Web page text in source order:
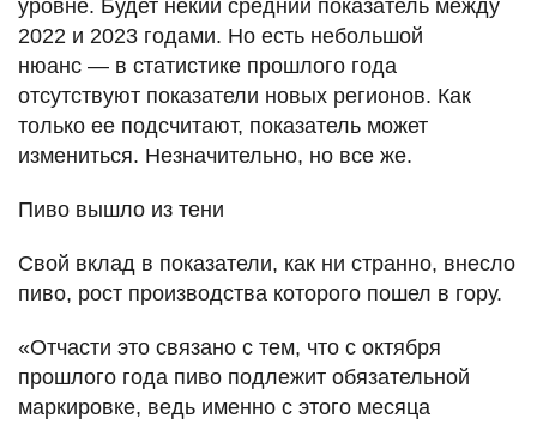
уровне. Будет некий средний показатель между
2022 и 2023 годами. Но есть небольшой
нюанс — в статистике прошлого года
отсутствуют показатели новых регионов. Как
только ее подсчитают, показатель может
измениться. Незначительно, но все же.
Пиво вышло из тени
Свой вклад в показатели, как ни странно, внесло
пиво, рост производства которого пошел в гору.
«Отчасти это связано с тем, что с октября
прошлого года пиво подлежит обязательной
маркировке, ведь именно с этого месяца